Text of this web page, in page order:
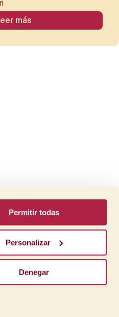
Permitir todas
Personalizar
Denegar
más